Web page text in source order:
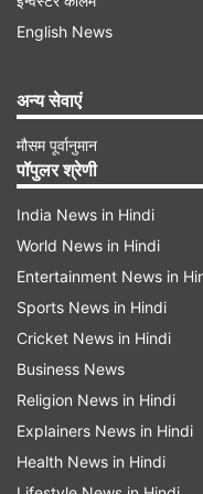
आते हैं, तो उनका
और सकारात्मक
English News
अन्य सेवाएं
मौसम पूर्वानुमान
पॉपुलर श्रेणी
India News in Hindi
World News in Hindi
Entertainment News in
Sports News in Hindi
Cricket News in Hindi
Business News
Religion News in Hindi
Explainers News in Hindi
Health News in Hindi